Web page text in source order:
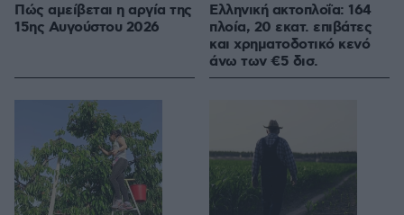
Πώς αμείβεται η αργία της
15ης Αυγούστου 2026
Ελληνική ακτοπλοΐα: 164
πλοία, 20 εκατ. επιβάτες
και χρηματοδοτικό κενό
άνω των €5 δισ.